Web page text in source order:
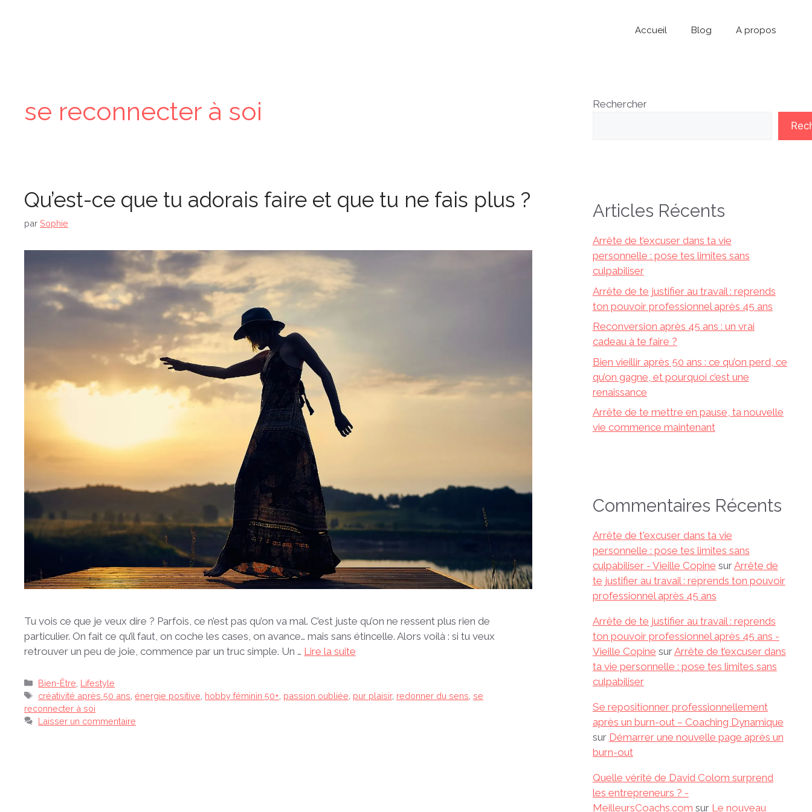
Accueil Blog A propos
se reconnecter à soi
Qu’est-ce que tu adorais faire et que tu ne fais plus ?
par Sophie
Tu vois ce que je veux dire ? Parfois, ce n’est pas qu’on va mal. C’est juste qu’on ne ressent plus rien de
particulier. On fait ce qu’il faut, on coche les cases, on avance… mais sans étincelle. Alors voilà : si tu veux
retrouver un peu de joie, commence par un truc simple. Un … Lire la suite
Catégories
Bien-Être Lifestyle
Étiquettes
créativité après 50 ans ,énergie positive hobby féminin 50+ passion oubliée pur plaisir, redonner du sens ,se
reconnecter à soi
Laisser un commentaire
Rechercher
Articles Récents
Arrête de t’excuser dans ta vie
personnelle : pose tes limites sans
culpabiliser
Arrête de te justifier au travail : reprends
ton pouvoir professionnel après 45 ans
Reconversion après 45 ans : un vrai
cadeau à te faire ?
Bien vieillir après 50 ans : ce qu’on perd, ce
qu’on gagne, et pourquoi c’est une
renaissance
Arrête de te mettre en pause, ta nouvelle
vie commence maintenant
Commentaires Récents
Arrête de t'excuser dans ta vie
personnelle : pose tes limites sans
culpabiliser - Vieille Copine surArrête de
te justifier au travail : reprends ton pouvoir
professionnel après 45 ans
Arrête de te justifier au travail : reprends
ton pouvoir professionnel après 45 ans -
Vieille Copine surArrête de t’excuser dans
ta vie personnelle : pose tes limites sans
culpabiliser
Se repositionner professionnellement
après un burn-out – Coaching Dynamique
sur Démarrer une nouvelle page après un
burn-out
Quelle vérité de David Colom surprend
les entrepreneurs ? -
MeilleursCoachs.com sur Le nouveau